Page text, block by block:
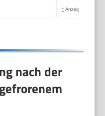
* Anzeige
nach der